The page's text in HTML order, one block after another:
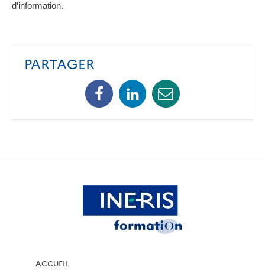
d’information.
PARTAGER
FacebookLinkedinMail
ACCUEIL